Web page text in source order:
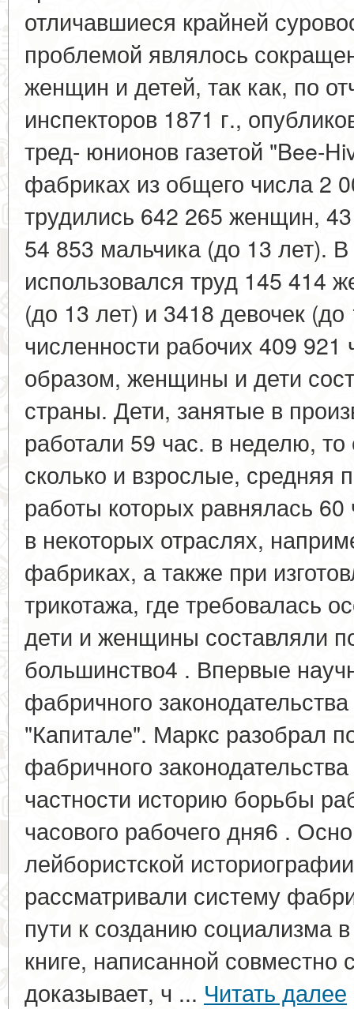
отличавшиеся крайней
проблемой являлось
женщин и детей, так как, по
инспекторов 1871 г.,
тред- юнионов газетой "Bee-
фабриках из общего числа 2
трудились 642 265 женщин,
54 853 мальчика (до 13 лет).
использовался труд 145 414
(до 13 лет) и 3418 девочек
численности рабочих 409 921
образом, женщины и дети
страны. Дети, занятые в
работали 59 час. в неделю, то
сколько и взрослые, средняя
работы которых равнялась
в некоторых отраслях,
фабриках, а также при
трикотажа, где требовалась
дети и женщины составляли
большинство4 . Впервые
фабричного
"Капитале". Маркс разобрал
фабричного
частности историю борьбы
часового рабочего дня6 .
лейбористской
рассматривали систему
пути к созданию социализма
книге, написанной
доказывает, ч ... Читать далее